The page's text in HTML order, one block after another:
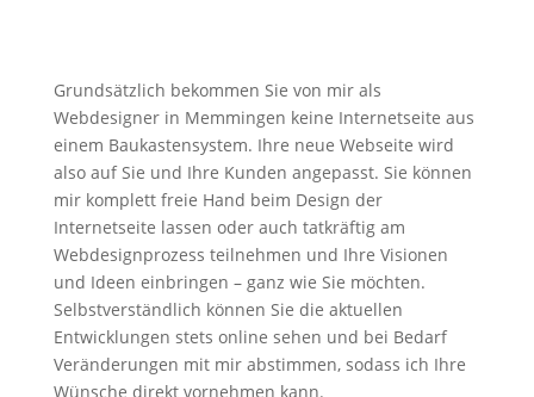
Grundsätzlich bekommen Sie von mir als
Webdesigner in Memmingen keine Internetseite aus
einem Baukastensystem. Ihre neue Webseite wird
also auf Sie und Ihre Kunden angepasst. Sie können
mir komplett freie Hand beim Design der
Internetseite lassen oder auch tatkräftig am
Webdesignprozess teilnehmen und Ihre Visionen
und Ideen einbringen – ganz wie Sie möchten.
Selbstverständlich können Sie die aktuellen
Entwicklungen stets online sehen und bei Bedarf
Veränderungen mit mir abstimmen, sodass ich Ihre
Wünsche direkt vornehmen kann.